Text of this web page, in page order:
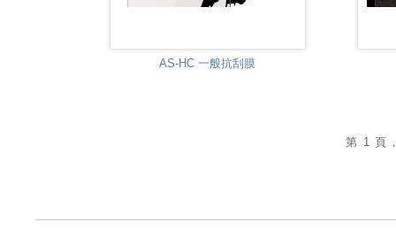
AS-HC 一般抗刮膜
第 1 頁